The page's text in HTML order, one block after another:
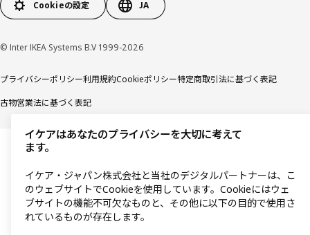
Cookieの設定 JA
© Inter IKEA Systems B.V 1999-2026
プライバシーポリシー利用規約Cookieポリシー特定商取引法に基づく表記
古物営業法に基づく表記
イケアはあなたのプライバシーを大切に考えて
ます。
イケア・ジャパン株式会社と当社のデジタルパートナーは、こ
のウェブサイトでCookieを使用しています。Cookieにはウェ
ブサイトの機能不可欠なものと、その他に以下の目的で使用さ
れているものが存在します。